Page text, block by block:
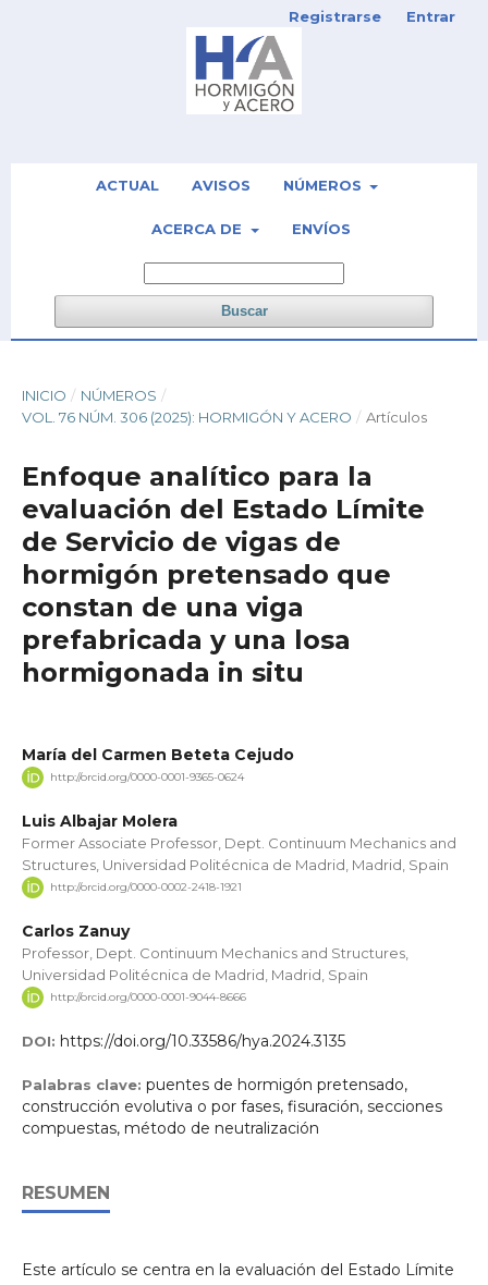
ACTUAL AVISOS NÚMEROS
ACERCA DE ENVÍOS
Buscar
Registrarse Entrar
INICIO / NÚMEROS /
VOL. 76 NÚM. 306 (2025): HORMIGÓN Y ACERO / Artículos
Enfoque analítico para la
evaluación del Estado Límite
de Servicio de vigas de
hormigón pretensado que
constan de una viga
prefabricada y una losa
hormigonada in situ
María del Carmen Beteta Cejudo
http://orcid.org/0000-0001-9365-0624
Luis Albajar Molera
Former Associate Professor, Dept. Continuum Mechanics and
Structures, Universidad Politécnica de Madrid, Madrid, Spain
http://orcid.org/0000-0002-2418-1921
Carlos Zanuy
Professor, Dept. Continuum Mechanics and Structures,
Universidad Politécnica de Madrid, Madrid, Spain
http://orcid.org/0000-0001-9044-8666
DOI: https://doi.org/10.33586/hya.2024.3135
Palabras clave: puentes de hormigón pretensado,
construcción evolutiva o por fases, fisuración, secciones
compuestas, método de neutralización
RESUMEN
Este artículo se centra en la evaluación del Estado Límite